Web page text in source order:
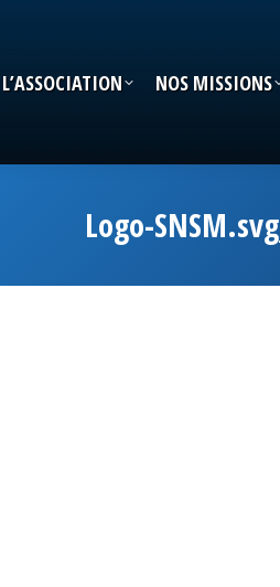
L’ASSOCIATION NOS MISSIONS
Logo-SNSM.svg_
L’ASSOCIATION NOS MISSIONS